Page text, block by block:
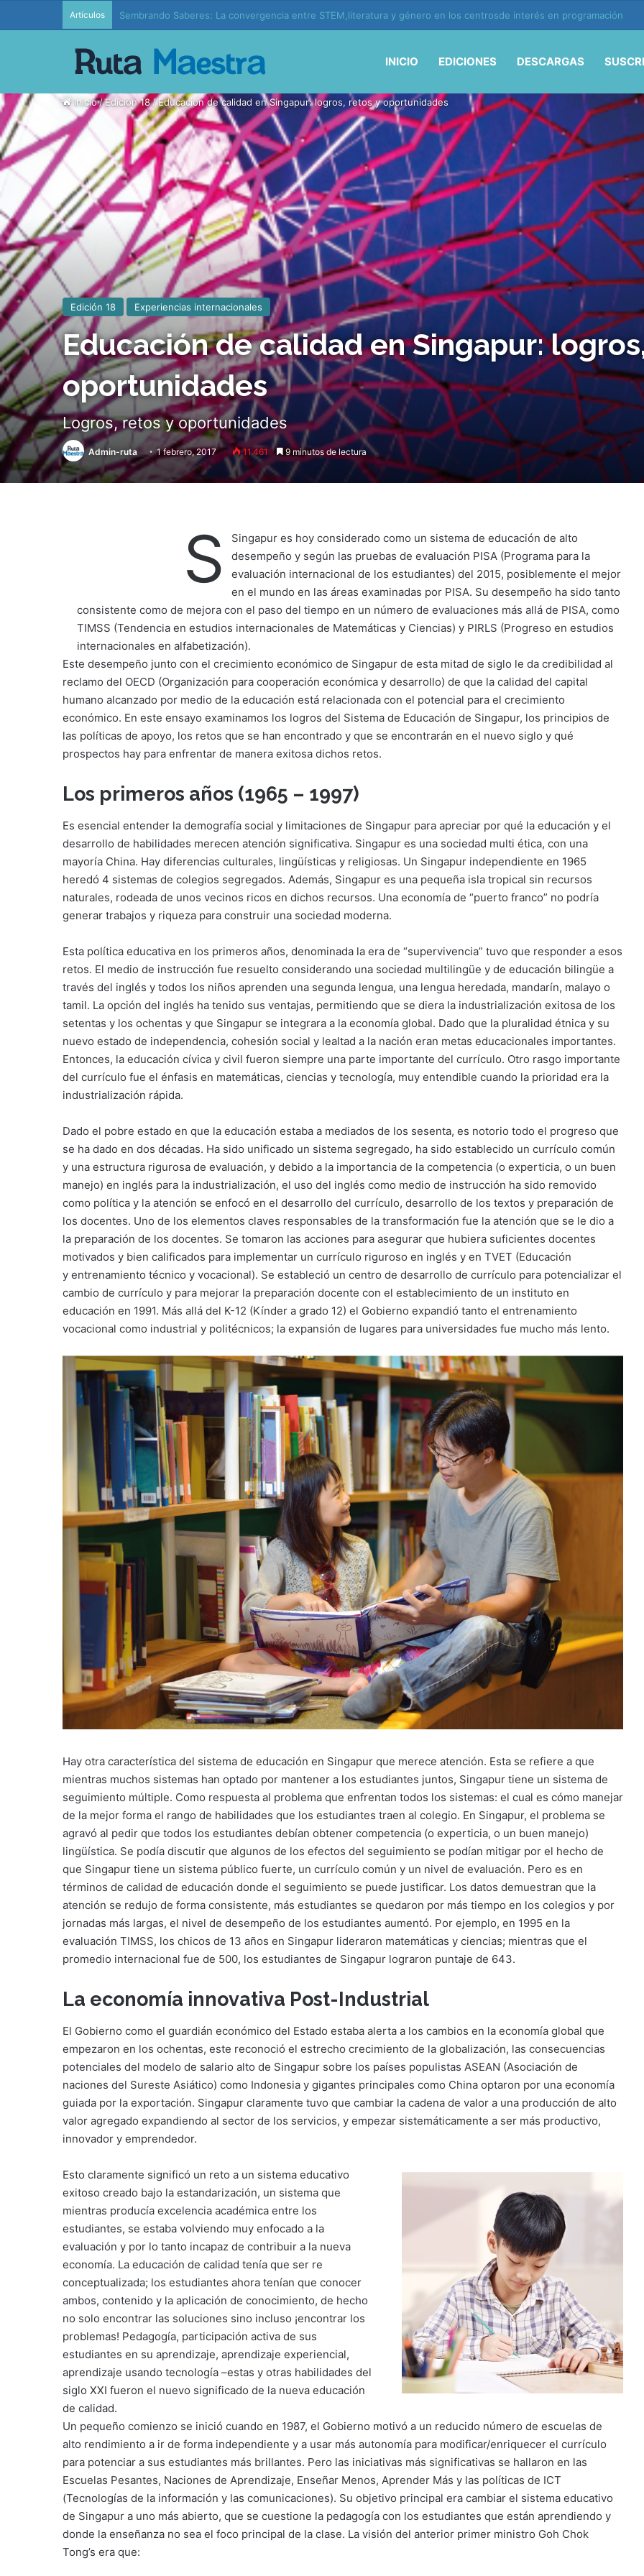
Artículos Edición 37 – Generaciones conectadas: educación y vida en la era de la IA
INICIO EDICIONES DESCARGAS
Inicio/Edición 18/Educación de calidad en Singapur: logros, retos y oportunidades
Edición 18 Experiencias internacionales
Educación de calidad en Singapur:
oportunidades
Logros, retos y oportunidades
Admin-ruta 1 febrero, 2017 11.461 9 minutos de lectura
S
Singapur es hoy considerado como un sistema de educación de alto
desempeño y según las pruebas de evaluación PISA (Programa para la
evaluación internacional de los estudiantes) del 2015, posiblemente el mejor
en el mundo en las áreas examinadas por PISA. Su desempeño ha sido tanto
consistente como de mejora con el paso del tiempo en un número de evaluaciones más allá de PISA, como
TIMSS (Tendencia en estudios internacionales de Matemáticas y Ciencias) y PIRLS (Progreso en estudios
internacionales en alfabetización).
Este desempeño junto con el crecimiento económico de Singapur de esta mitad de siglo le da credibilidad al
reclamo del OECD (Organización para cooperación económica y desarrollo) de que la calidad del capital
humano alcanzado por medio de la educación está relacionada con el potencial para el crecimiento
económico. En este ensayo examinamos los logros del Sistema de Educación de Singapur, los principios de
las políticas de apoyo, los retos que se han encontrado y que se encontrarán en el nuevo siglo y qué
prospectos hay para enfrentar de manera exitosa dichos retos.
Los primeros años (1965 – 1997)
Es esencial entender la demografía social y limitaciones de Singapur para apreciar por qué la educación y el
desarrollo de habilidades merecen atención significativa. Singapur es una sociedad multi ética, con una
mayoría China. Hay diferencias culturales, lingüísticas y religiosas. Un Singapur independiente en 1965
heredó 4 sistemas de colegios segregados. Además, Singapur es una pequeña isla tropical sin recursos
naturales, rodeada de unos vecinos ricos en dichos recursos. Una economía de “puerto franco” no podría
generar trabajos y riqueza para construir una sociedad moderna.
Esta política educativa en los primeros años, denominada la era de “supervivencia” tuvo que responder a esos
retos. El medio de instrucción fue resuelto considerando una sociedad multilingüe y de educación bilingüe a
través del inglés y todos los niños aprenden una segunda lengua, una lengua heredada, mandarín, malayo o
tamil. La opción del inglés ha tenido sus ventajas, permitiendo que se diera la industrialización exitosa de los
setentas y los ochentas y que Singapur se integrara a la economía global. Dado que la pluralidad étnica y su
nuevo estado de independencia, cohesión social y lealtad a la nación eran metas educacionales importantes.
Entonces, la educación cívica y civil fueron siempre una parte importante del currículo. Otro rasgo importante
del currículo fue el énfasis en matemáticas, ciencias y tecnología, muy entendible cuando la prioridad era la
industrialización rápida.
Dado el pobre estado en que la educación estaba a mediados de los sesenta, es notorio todo el progreso que
se ha dado en dos décadas. Ha sido unificado un sistema segregado, ha sido establecido un currículo común
y una estructura rigurosa de evaluación, y debido a la importancia de la competencia (o experticia, o un buen
manejo) en inglés para la industrialización, el uso del inglés como medio de instrucción ha sido removido
como política y la atención se enfocó en el desarrollo del currículo, desarrollo de los textos y preparación de
los docentes. Uno de los elementos claves responsables de la transformación fue la atención que se le dio a
la preparación de los docentes. Se tomaron las acciones para asegurar que hubiera suficientes docentes
motivados y bien calificados para implementar un currículo riguroso en inglés y en TVET (Educación
y entrenamiento técnico y vocacional). Se estableció un centro de desarrollo de currículo para potencializar el
cambio de currículo y para mejorar la preparación docente con el establecimiento de un instituto en
educación en 1991. Más allá del K-12 (Kínder a grado 12) el Gobierno expandió tanto el entrenamiento
vocacional como industrial y politécnicos; la expansión de lugares para universidades fue mucho más lento.
Hay otra característica del sistema de educación en Singapur que merece atención. Esta se refiere a que
mientras muchos sistemas han optado por mantener a los estudiantes juntos, Singapur tiene un sistema de
seguimiento múltiple. Como respuesta al problema que enfrentan todos los sistemas: el cual es cómo manejar
de la mejor forma el rango de habilidades que los estudiantes traen al colegio. En Singapur, el problema se
agravó al pedir que todos los estudiantes debían obtener competencia (o experticia, o un buen manejo)
lingüística. Se podía discutir que algunos de los efectos del seguimiento se podían mitigar por el hecho de
que Singapur tiene un sistema público fuerte, un currículo común y un nivel de evaluación. Pero es en
términos de calidad de educación donde el seguimiento se puede justificar. Los datos demuestran que la
atención se redujo de forma consistente, más estudiantes se quedaron por más tiempo en los colegios y por
jornadas más largas, el nivel de desempeño de los estudiantes aumentó. Por ejemplo, en 1995 en la
evaluación TIMSS, los chicos de 13 años en Singapur lideraron matemáticas y ciencias; mientras que el
promedio internacional fue de 500, los estudiantes de Singapur lograron puntaje de 643.
La economía innovativa Post-Industrial
El Gobierno como el guardián económico del Estado estaba alerta a los cambios en la economía global que
empezaron en los ochentas, este reconoció el estrecho crecimiento de la globalización, las consecuencias
potenciales del modelo de salario alto de Singapur sobre los países populistas ASEAN (Asociación de
naciones del Sureste Asiático) como Indonesia y gigantes principales como China optaron por una economía
guiada por la exportación. Singapur claramente tuvo que cambiar la cadena de valor a una producción de alto
valor agregado expandiendo al sector de los servicios, y empezar sistemáticamente a ser más productivo,
innovador y emprendedor.
Esto claramente significó un reto a un sistema educativo
exitoso creado bajo la estandarización, un sistema que
mientras producía excelencia académica entre los
estudiantes, se estaba volviendo muy enfocado a la
evaluación y por lo tanto incapaz de contribuir a la nueva
economía. La educación de calidad tenía que ser re
conceptualizada; los estudiantes ahora tenían que conocer
ambos, contenido y la aplicación de conocimiento, de hecho
no solo encontrar las soluciones sino incluso ¡encontrar los
problemas! Pedagogía, participación activa de sus
estudiantes en su aprendizaje, aprendizaje experiencial,
aprendizaje usando tecnología –estas y otras habilidades del
siglo XXI fueron el nuevo significado de la nueva educación
de calidad.
Un pequeño comienzo se inició cuando en 1987, el Gobierno motivó a un reducido número de escuelas de
alto rendimiento a ir de forma independiente y a usar más autonomía para modificar/enriquecer el currículo
para potenciar a sus estudiantes más brillantes. Pero las iniciativas más significativas se hallaron en las
Escuelas Pesantes, Naciones de Aprendizaje, Enseñar Menos, Aprender Más y las políticas de ICT
(Tecnologías de la información y las comunicaciones). Su objetivo principal era cambiar el sistema educativo
de Singapur a uno más abierto, que se cuestione la pedagogía con los estudiantes que están aprendiendo y
donde la enseñanza no sea el foco principal de la clase. La visión del anterior primer ministro Goh Chok
Tong’s era que: